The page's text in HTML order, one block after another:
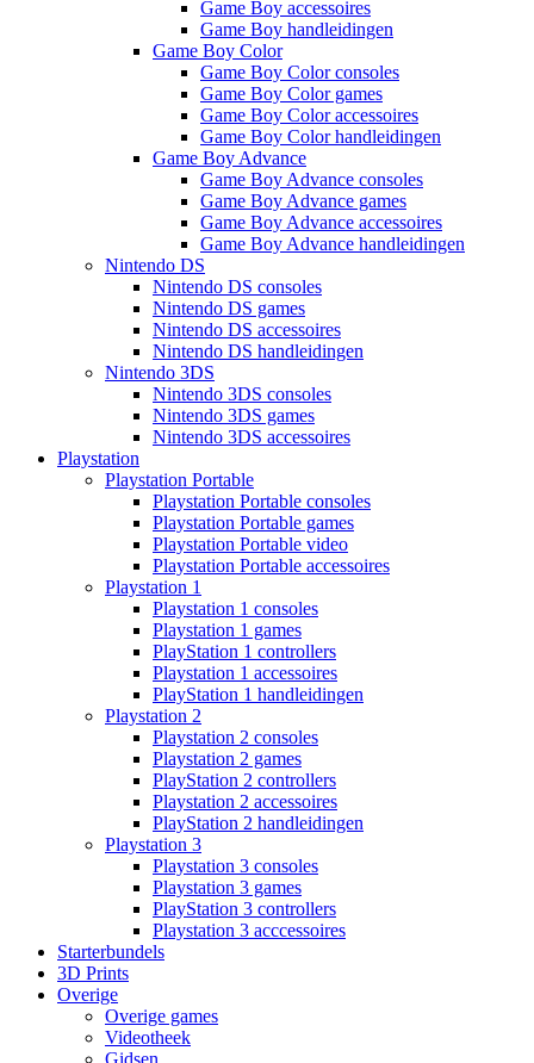
Game Boy accessoires
Game Boy handleidingen
Game Boy Color
Game Boy Color consoles
Game Boy Color games
Game Boy Color accessoires
Game Boy Color handleidingen
Game Boy Advance
Game Boy Advance consoles
Game Boy Advance games
Game Boy Advance accessoires
Game Boy Advance handleidingen
Nintendo DS
Nintendo DS consoles
Nintendo DS games
Nintendo DS accessoires
Nintendo DS handleidingen
Nintendo 3DS
Nintendo 3DS consoles
Nintendo 3DS games
Nintendo 3DS accessoires
Playstation
Playstation Portable
Playstation Portable consoles
Playstation Portable games
Playstation Portable video
Playstation Portable accessoires
Playstation 1
Playstation 1 consoles
Playstation 1 games
PlayStation 1 controllers
Playstation 1 accessoires
PlayStation 1 handleidingen
Playstation 2
Playstation 2 consoles
Playstation 2 games
PlayStation 2 controllers
Playstation 2 accessoires
PlayStation 2 handleidingen
Playstation 3
Playstation 3 consoles
Playstation 3 games
PlayStation 3 controllers
Playstation 3 acccessoires
Starterbundels
3D Prints
Overige
Overige games
Videotheek
Gidsen